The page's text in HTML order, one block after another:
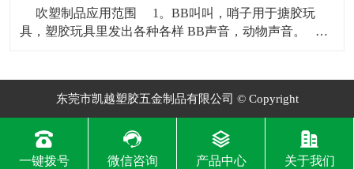
​ 吹塑制品应用范围 1。BB叫叫，哨子用于搪胶玩
具，塑胶玩具里发出各种各样 BB声音，动物声音。
东莞市凯越塑胶五金制品有限公司 © Copyright
一键拨号 微信咨询 产品中心 关于我们